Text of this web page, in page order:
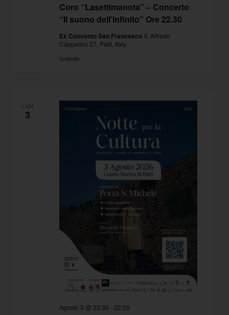
Coro “Lasettimanota” – Concerto
“Il suono dell’infinito” Ore 22.30
Ex Convento San Francesco V. Alfredo
Cappellini 27, Patti, Italy
Gratuito
LUN
3
Agosto 3 @ 22:30 - 22:50